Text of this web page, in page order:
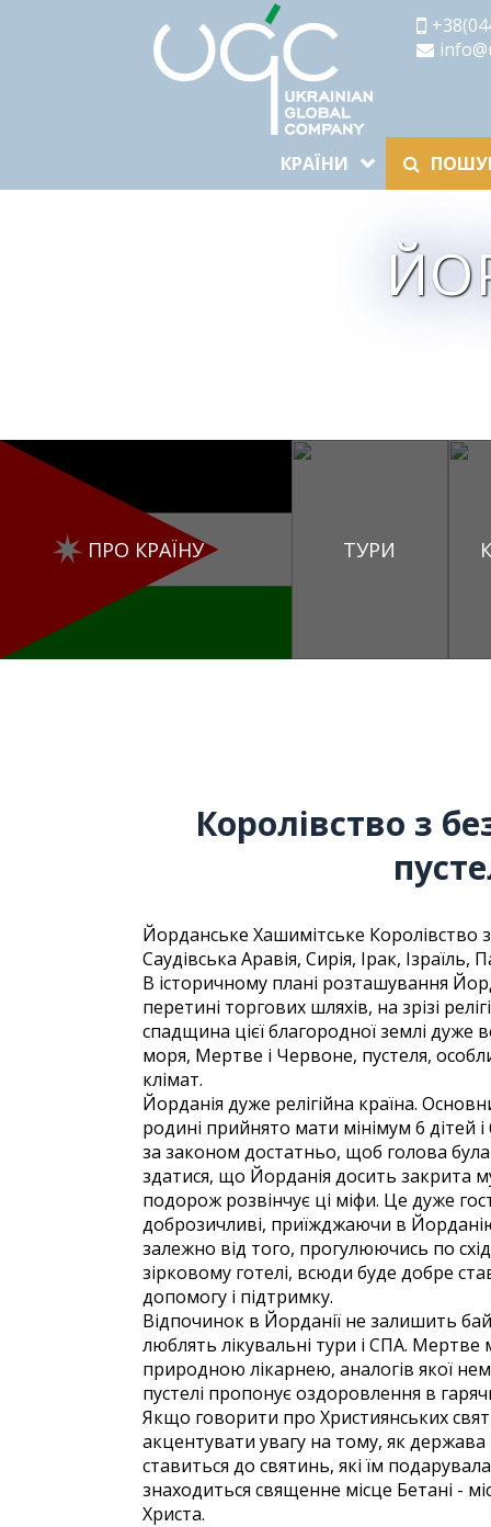
КРАЇНИ
ПРО КРАЇНУ ТУРИ
Королівство з
Йорданське Хашимітське Королівство
Саудівська Аравія, Сирія, Ірак,
В історичному плані розташування
перетині торгових шляхів, на зрізі
спадщина цієї благородної землі
моря, Мертве і Червоне, пустеля,
клімат.
Йорданія дуже релігійна країна.
родині прийнято мати мінімум 6 дітей
за законом достатньо, щоб голова
здатися, що Йорданія досить закрита
подорож розвінчує ці міфи. Це дуже
доброзичливі, приїжджаючи в
залежно від того, прогулюючись по
зірковому готелі, всюди буде добре
допомогу і підтримку.
Відпочинок в Йорданії не залишить
люблять лікувальні тури і СПА. Мертве
природною лікарнею, аналогів якої
пустелі пропонує оздоровлення в
Якщо говорити про Християнських
акцентувати увагу на тому, як
ставиться до святинь, які їм
знаходиться священне місце Бетані -
Христа.